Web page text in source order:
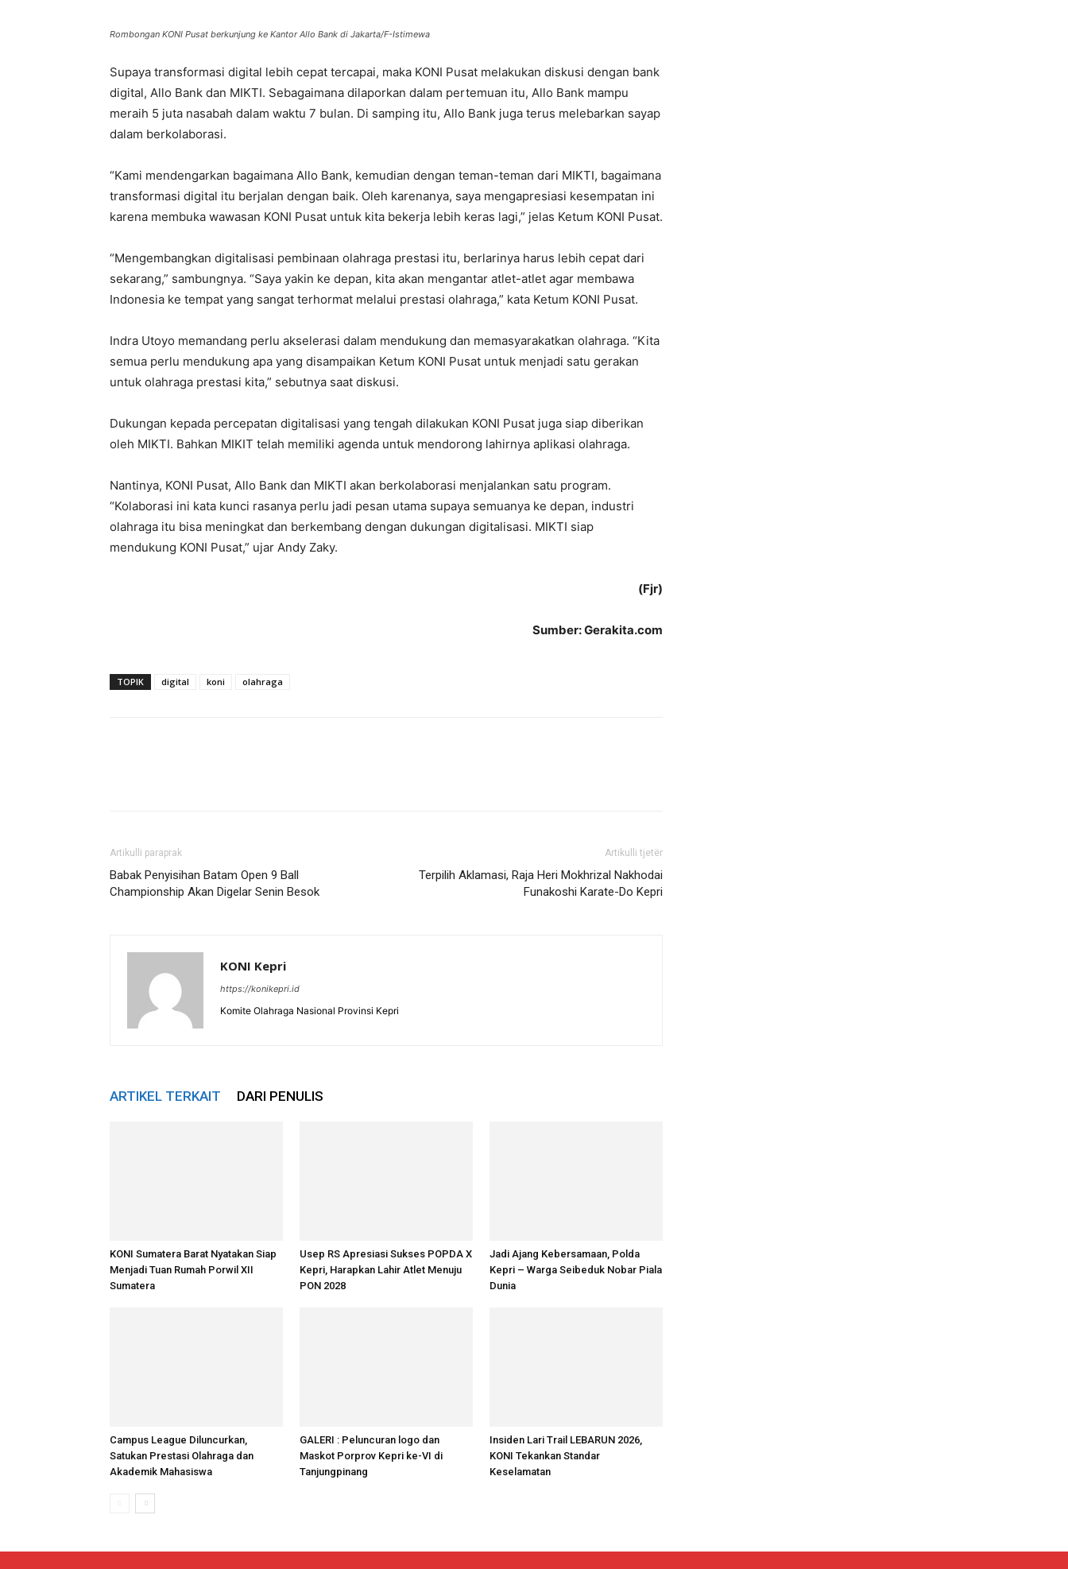
Rombongan KONI Pusat berkunjung ke Kantor Allo Bank di Jakarta/F-Istimewa
Supaya transformasi digital lebih cepat tercapai, maka KONI Pusat melakukan diskusi dengan bank
digital, Allo Bank dan MIKTI. Sebagaimana dilaporkan dalam pertemuan itu, Allo Bank mampu
meraih 5 juta nasabah dalam waktu 7 bulan. Di samping itu, Allo Bank juga terus melebarkan sayap
dalam berkolaborasi.
“Kami mendengarkan bagaimana Allo Bank, kemudian dengan teman-teman dari MIKTI, bagaimana
transformasi digital itu berjalan dengan baik. Oleh karenanya, saya mengapresiasi kesempatan ini
karena membuka wawasan KONI Pusat untuk kita bekerja lebih keras lagi,” jelas Ketum KONI Pusat.
“Mengembangkan digitalisasi pembinaan olahraga prestasi itu, berlarinya harus lebih cepat dari
sekarang,” sambungnya. “Saya yakin ke depan, kita akan mengantar atlet-atlet agar membawa
Indonesia ke tempat yang sangat terhormat melalui prestasi olahraga,” kata Ketum KONI Pusat.
Indra Utoyo memandang perlu akselerasi dalam mendukung dan memasyarakatkan olahraga. “Kita
semua perlu mendukung apa yang disampaikan Ketum KONI Pusat untuk menjadi satu gerakan
untuk olahraga prestasi kita,” sebutnya saat diskusi.
Dukungan kepada percepatan digitalisasi yang tengah dilakukan KONI Pusat juga siap diberikan
oleh MIKTI. Bahkan MIKIT telah memiliki agenda untuk mendorong lahirnya aplikasi olahraga.
Nantinya, KONI Pusat, Allo Bank dan MIKTI akan berkolaborasi menjalankan satu program.
“Kolaborasi ini kata kunci rasanya perlu jadi pesan utama supaya semuanya ke depan, industri
olahraga itu bisa meningkat dan berkembang dengan dukungan digitalisasi. MIKTI siap
mendukung KONI Pusat,” ujar Andy Zaky.
(Fjr)
Sumber: Gerakita.com
TOPIK digital koni olahraga
Artikulli paraprak
Babak Penyisihan Batam Open 9 Ball
Championship Akan Digelar Senin Besok
Artikulli tjetër
Terpilih Aklamasi, Raja Heri Mokhrizal Nakhodai
Funakoshi Karate-Do Kepri
KONI Kepri
https://konikepri.id
Komite Olahraga Nasional Provinsi Kepri
ARTIKEL TERKAIT DARI PENULIS
KONI Sumatera Barat Nyatakan Siap
Menjadi Tuan Rumah Porwil XII
Sumatera
Usep RS Apresiasi Sukses POPDA X
Kepri, Harapkan Lahir Atlet Menuju
PON 2028
Jadi Ajang Kebersamaan, Polda
Kepri – Warga Seibeduk Nobar Piala
Dunia
Campus League Diluncurkan,
Satukan Prestasi Olahraga dan
Akademik Mahasiswa
GALERI : Peluncuran logo dan
Maskot Porprov Kepri ke-VI di
Tanjungpinang
Insiden Lari Trail LEBARUN 2026,
KONI Tekankan Standar
Keselamatan